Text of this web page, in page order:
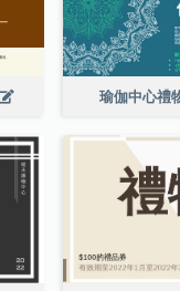
瑜伽中心禮